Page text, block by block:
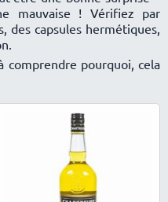
mauvaise ! Vérifiez par
des capsules hermétiques,
comprendre pourquoi, cela